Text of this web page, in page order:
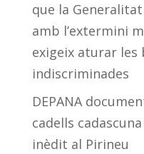
que la
amb l’extermini
exigeix aturar les
indiscriminades
DEPANA
cadells
inèdit al Pirineu